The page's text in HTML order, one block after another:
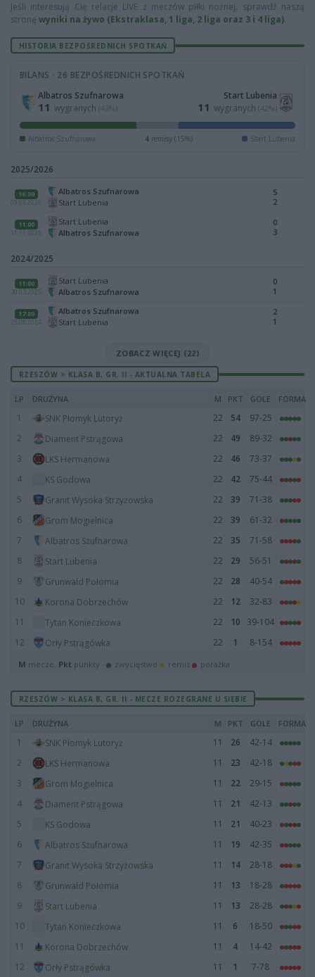
Jeśli interesują Cię relacje LIVE z meczów piłki nożnej, sprawdź naszą
stronę wyniki na żywo (Ekstraklasa, 1 liga, 2 liga oraz 3 i 4 liga).
HISTORIA BEZPOŚREDNICH SPOTKAŃ
BILANS · 26 BEZPOŚREDNICH SPOTKAŃ
Albatros Szufnarowa
11 wygranych (43%)
Start Lubenia
11 wygranych (42%)
Albatros Szufnarowa 4 remisy (15%) Start Lubenia
2025/2026
16:00
09.05.2026
Albatros Szufnarowa
Start Lubenia
5
2
11:00
11.11.2025
Start Lubenia
Albatros Szufnarowa
0
3
2024/2025
11:00
30.03.2025
Start Lubenia
Albatros Szufnarowa
0
1
17:00
25.08.2024
Albatros Szufnarowa
Start Lubenia
2
1
ZOBACZ WIĘCEJ (22)
RZESZÓW > KLASA B, GR. II - AKTUALNA TABELA
LP DRUŻYNA M PKT GOLE FORMA
1 SNK Płomyk Lutoryż 22 54
97-25
2
Diament Pstrągowa 22 49
89-32
3
LKS Hermanowa 22 46
73-37
4
KS Godowa 22 42
75-44
5
Granit Wysoka Strzyżowska 22 39
71-38
6
Grom Mogielnica 22 39
61-32
7
Albatros Szufnarowa 22 35
71-58
8
Start Lubenia 22 29
56-51
9
Grunwald Połomia 22 28
40-54
10
Korona Dobrzechów 22 12
32-83
11
Tytan Konieczkowa 22 10
39-104
12
Orły Pstrągówka 22 1 8-154
M mecze, Pkt punkty · zwycięstwo remis porażka
RZESZÓW > KLASA B, GR. II - MECZE ROZEGRANE U SIEBIE
LP DRUŻYNA M PKT GOLE FORMA
1 SNK Płomyk Lutoryż 11 26
42-14
2
LKS Hermanowa 11 23
42-18
3
Grom Mogielnica 11 22
29-15
4
Diament Pstrągowa 11 21
42-13
5
KS Godowa 11 21
40-23
6
Albatros Szufnarowa 11 19
42-35
7
Granit Wysoka Strzyżowska 11 14
28-18
8
Grunwald Połomia 11 13
18-28
9
Start Lubenia 11 13
28-28
10
Tytan Konieczkowa 11 6
18-50
11
Korona Dobrzechów 11 4
14-42
12
Orły Pstrągówka 11 1 7-78